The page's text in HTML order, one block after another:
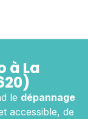
à La
le dépannage
accessible, de